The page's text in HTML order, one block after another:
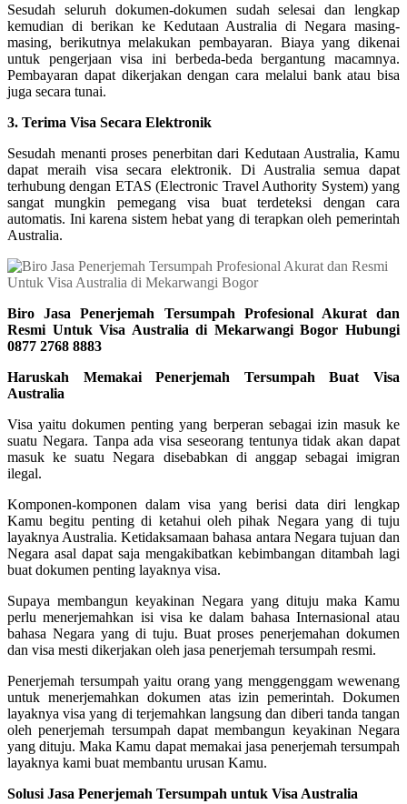
Sesudah seluruh dokumen-dokumen sudah selesai dan lengkap
kemudian di berikan ke Kedutaan Australia di Negara masing-
masing, berikutnya melakukan pembayaran. Biaya yang dikenai
untuk pengerjaan visa ini berbeda-beda bergantung macamnya.
Pembayaran dapat dikerjakan dengan cara melalui bank atau bisa
juga secara tunai.
3. Terima Visa Secara Elektronik
Sesudah menanti proses penerbitan dari Kedutaan Australia, Kamu
dapat meraih visa secara elektronik. Di Australia semua dapat
terhubung dengan ETAS (Electronic Travel Authority System) yang
sangat mungkin pemegang visa buat terdeteksi dengan cara
automatis. Ini karena sistem hebat yang di terapkan oleh pemerintah
Australia.
Biro Jasa Penerjemah Tersumpah Profesional Akurat dan
Resmi Untuk Visa Australia di Mekarwangi Bogor Hubungi
0877 2768 8883
Haruskah Memakai Penerjemah Tersumpah Buat Visa
Australia
Visa yaitu dokumen penting yang berperan sebagai izin masuk ke
suatu Negara. Tanpa ada visa seseorang tentunya tidak akan dapat
masuk ke suatu Negara disebabkan di anggap sebagai imigran
ilegal.
Komponen-komponen dalam visa yang berisi data diri lengkap
Kamu begitu penting di ketahui oleh pihak Negara yang di tuju
layaknya Australia. Ketidaksamaan bahasa antara Negara tujuan dan
Negara asal dapat saja mengakibatkan kebimbangan ditambah lagi
buat dokumen penting layaknya visa.
Supaya membangun keyakinan Negara yang dituju maka Kamu
perlu menerjemahkan isi visa ke dalam bahasa Internasional atau
bahasa Negara yang di tuju. Buat proses penerjemahan dokumen
dan visa mesti dikerjakan oleh jasa penerjemah tersumpah resmi.
Penerjemah tersumpah yaitu orang yang menggenggam wewenang
untuk menerjemahkan dokumen atas izin pemerintah. Dokumen
layaknya visa yang di terjemahkan langsung dan diberi tanda tangan
oleh penerjemah tersumpah dapat membangun keyakinan Negara
yang dituju. Maka Kamu dapat memakai jasa penerjemah tersumpah
layaknya kami buat membantu urusan Kamu.
Solusi Jasa Penerjemah Tersumpah untuk Visa Australia